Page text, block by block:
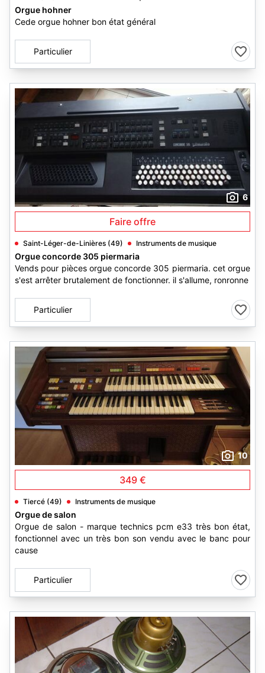
Orgue hohner
Cede orgue hohner bon état général
Particulier
6
Faire offre
Saint-Léger-de-Linières (49) Instruments de musique
Orgue concorde 305 piermaria
Vends pour pièces orgue concorde 305 piermaria. cet orgue
s'est arrêter brutalement de fonctionner. il s'allume, ronronne
Particulier
10
349 €
Tiercé (49) Instruments de musique
Orgue de salon
Orgue de salon - marque technics pcm e33 très bon état,
fonctionnel avec un très bon son vendu avec le banc pour
cause
Particulier